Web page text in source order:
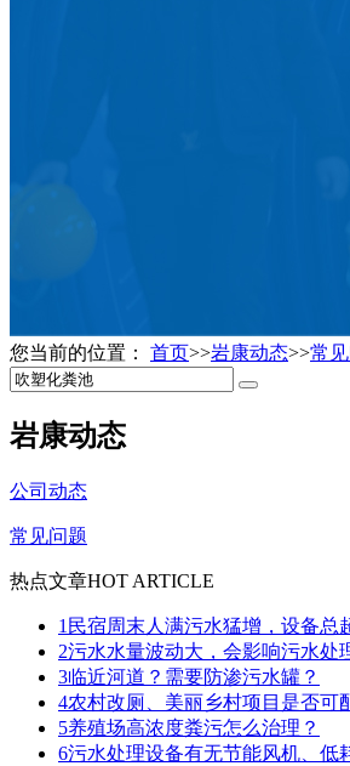
您当前的位置： 首页>>岩康动态>>常
岩康动态
公司动态
常见问题
热点文章HOT ARTICLE
1 民宿周末人满污水猛增，设备总
2污水水量波动大，会影响污水处
3临近河道？需要防渗污水罐？
4农村改厕、美丽乡村项目是否可
5养殖场高浓度粪污怎么治理？
6污水处理设备有无节能风机、低